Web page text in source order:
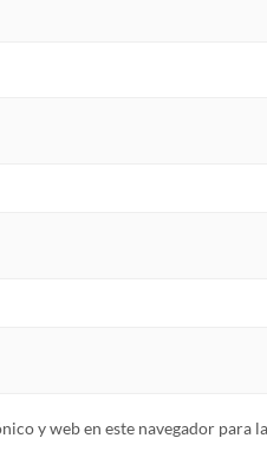
y web en este navegador para